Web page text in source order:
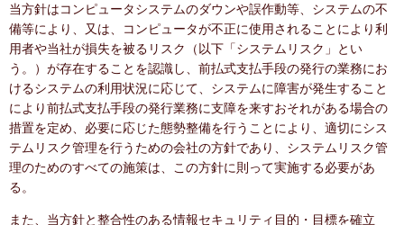
当方針はコンピュータシステムのダウンや誤作動等、システムの不
備等により、又は、コンピュータが不正に使用されることにより利
用者や当社が損失を被るリスク（以下「システムリスク」とい
う。）が存在することを認識し、前払式支払手段の発行の業務にお
けるシステムの利用状況に応じて、システムに障害が発生すること
により前払式支払手段の発行業務に支障を来すおそれがある場合の
措置を定め、必要に応じた態勢整備を行うことにより、適切にシス
テムリスク管理を行うための会社の方針であり、システムリスク管
理のためのすべての施策は、この方針に則って実施する必要があ
る。
また、当方針と整合性のある情報セキュリティ目的・目標を確立